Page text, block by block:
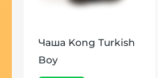
Чаша Kong Turkish
Boy